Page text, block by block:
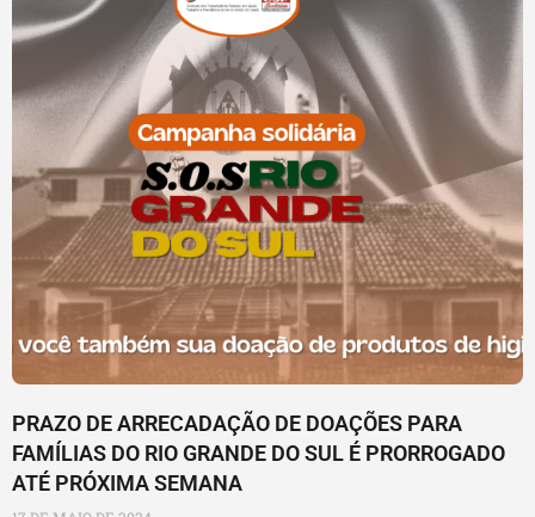
PRAZO DE ARRECADAÇÃO DE DOAÇÕES PARA
FAMÍLIAS DO RIO GRANDE DO SUL É PRORROGADO
ATÉ PRÓXIMA SEMANA